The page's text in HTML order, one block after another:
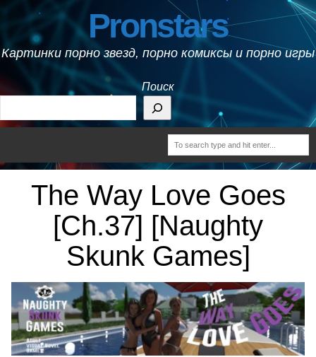
Pronstars
Картинки порно звезд, порно комиксы и порно игры
Поиск
The Way Love Goes
[Ch.37] [Naughty
Skunk Games]